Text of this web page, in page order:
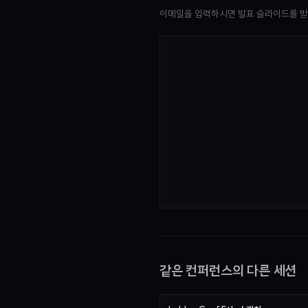
이메일을 입력하시면 발표 슬라이드를
같은 컨퍼런스의 다른 세션